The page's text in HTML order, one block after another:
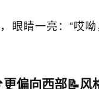
眼睛一亮：“哎
偏向西部📝风